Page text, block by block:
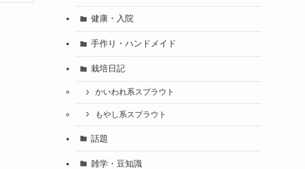
健康・入院
手作り・ハンドメイド
栽培日記
かいわれ系スプラウト
もやし系スプラウト
話題
雑学・豆知識